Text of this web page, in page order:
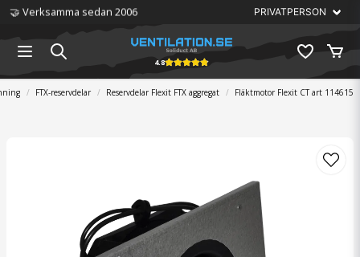
🤝 Verksamma sedan 2006
4.8
FTX-reservdelar Reservdelar Flexit FTX aggregat Fläktmotor Flexit CT art 114615